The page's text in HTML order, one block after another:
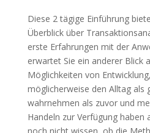
Diese 2 tägige Einführung
Überblick über
erste Erfahrungen mit der
erwartet Sie ein anderer Blick
Möglichkeiten von
möglicherweise den Alltag als
wahrnehmen als zuvor und
Handeln zur Verfügung haben